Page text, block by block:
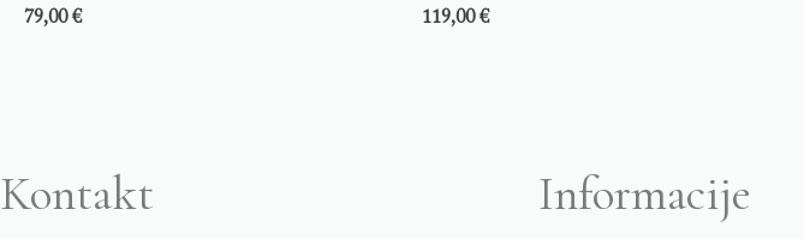
79,00€ 119,00€
Kontakt Informacije